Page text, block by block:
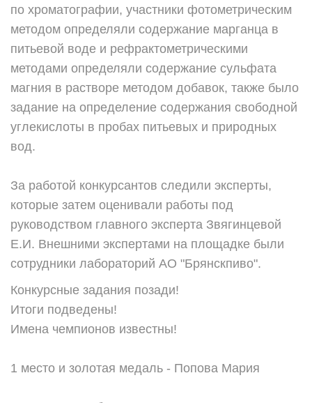
по хроматографии, участники фотометрическим
методом определяли содержание марганца в
питьевой воде и рефрактометрическими
методами определяли содержание сульфата
магния в растворе методом добавок, также было
задание на определение содержания свободной
углекислоты в пробах питьевых и природных
вод.
За работой конкурсантов следили эксперты,
которые затем оценивали работы под
руководством главного эксперта Звягинцевой
Е.И. Внешними экспертами на площадке были
сотрудники лабораторий АО "Брянскпиво".
Конкурсные задания позади!
Итоги подведены!
Имена чемпионов известны!
1 место и золотая медаль - Попова Мария